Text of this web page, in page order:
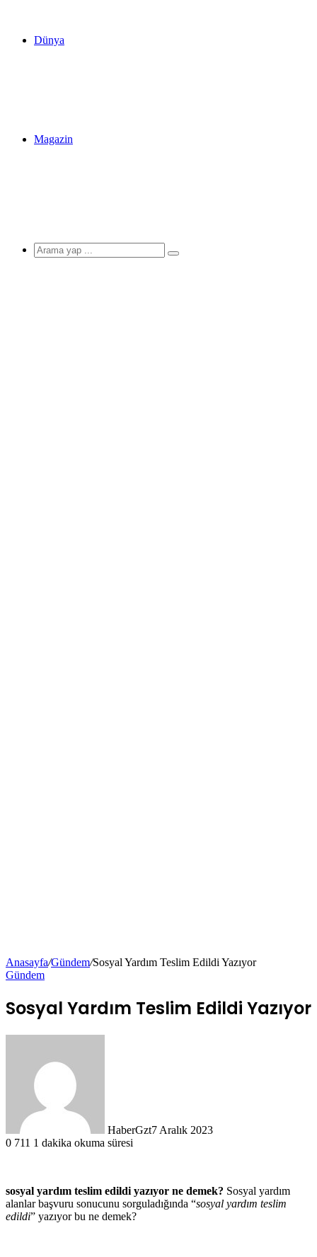
Dünya
Magazin
Arama
Anasayfa/Gündem/Sosyal Yardım Teslim Edildi Yazıyor
Gündem
Sosyal Yardım Teslim Edildi Yazıyor
HaberGzt7 Aralık 2023
0 711 1 dakika okuma süresi
sosyal yardım teslim edildi yazıyor ne demek? Sosyal yardım
alanlar başvuru sonucunu sorguladığında “sosyal yardım teslim
edildi” yazıyor bu ne demek?